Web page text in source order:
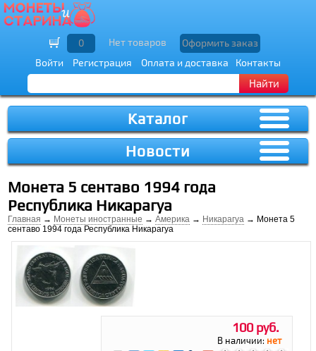
Войти Регистрация Оплата и доставка Контакты
Найти
0 Нет товаров Оформить заказ
Каталог
Новости
Монета 5 сентаво 1994 года
Республика Никарагуа
Главная → Монеты иностранные →Америка → Никарагуа → Монета 5
сентаво 1994 года Республика Никарагуа
100 руб.
В наличии: нет